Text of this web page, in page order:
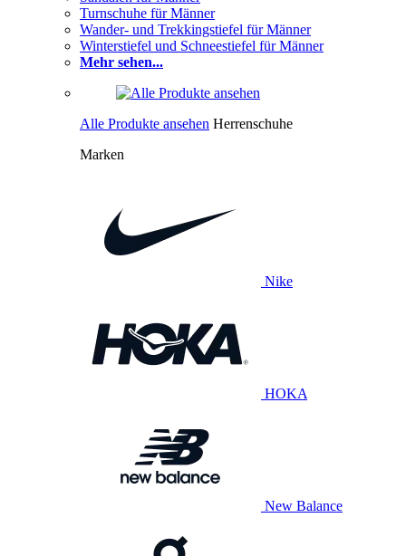
Turnschuhe für Männer
Wander- und Trekkingstiefel für Männer
Winterstiefel und Schneestiefel für Männer
Mehr sehen...
Alle Produkte ansehen Herrenschuhe
Marken
Nike
HOKA
New Balance